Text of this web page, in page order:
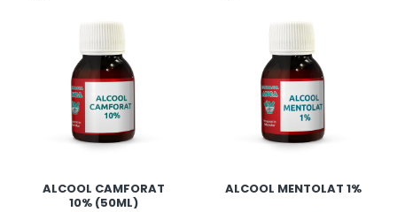
ALCOOL CAMFORAT
10% (50ML)
ALCOOL MENTOLAT 1%